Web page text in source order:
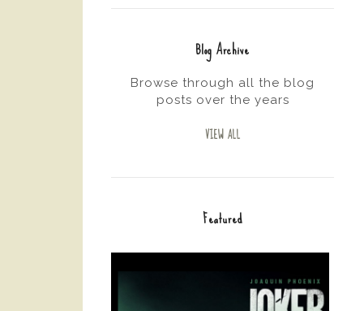
Blog Archive
Browse through all the blog
posts over the years
VIEW ALL
Featured